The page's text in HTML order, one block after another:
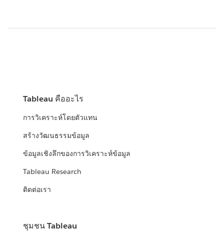
Tableau คืออะไร
การวิเคราะห์โดยตัวแทน
สร้างวัฒนธรรมข้อมูล
ข้อมูลเชิงลึกของการวิเคราะห์ข้อมูล
Tableau Research
ติดต่อเรา
ชุมชน Tableau